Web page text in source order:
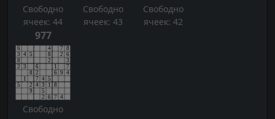
Свободно
ячеек: 44
Свободно
ячеек: 43
Свободно
ячеек: 42
977
Свободно